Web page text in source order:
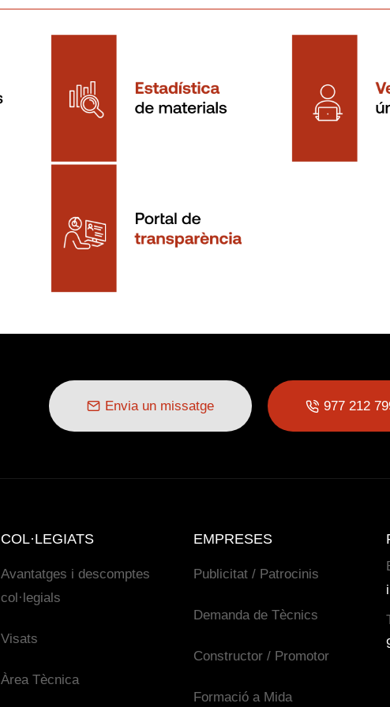
Envia un missatge 977 212
COL·LEGIATS
Avantatges i descomptes
col·legials
Visats
Àrea Tècnica
EMPRESES
Publicitat / Patrocinis
Demanda de Tècnics
Constructor / Promotor
Formació a Mida